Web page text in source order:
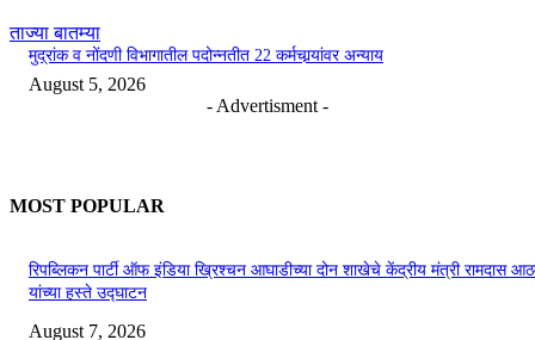
ताज्या बातम्या
मुद्रांक व नोंदणी विभागातील पदोन्नतीत 22 कर्मचार्‍यांवर अन्याय
August 5, 2026
- Advertisment -
MOST POPULAR
रिपब्लिकन पार्टी ऑफ इंडिया ख्रिश्चन आघाडीच्या दोन शाखेचे केंद्रीय मंत्री रामदास
यांच्या हस्ते उद्घाटन
August 7, 2026